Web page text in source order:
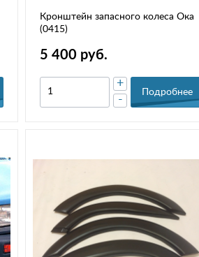
Кронштейн запасного колеса Ока
(0415)
5 400 руб.
-
+
Подробнее